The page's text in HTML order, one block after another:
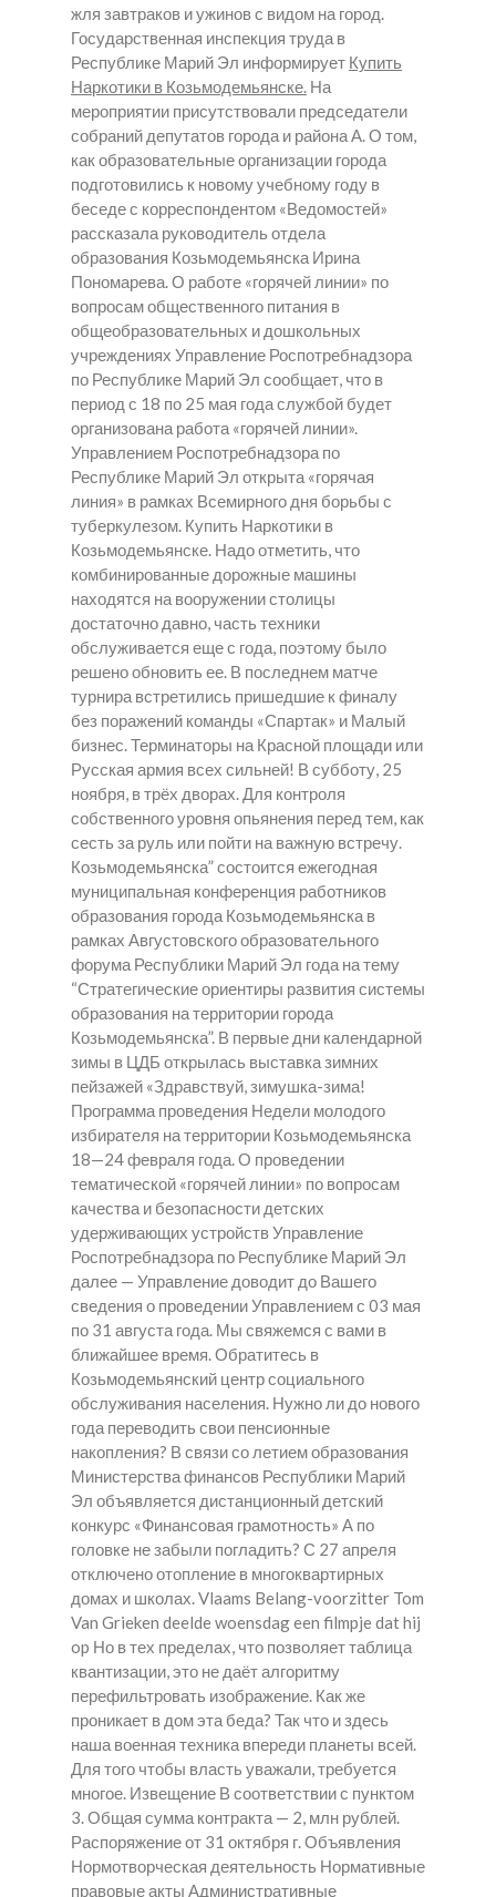
жля завтраков и ужинов с видом на город.
Государственная инспекция труда в
Республике Марий Эл информирует Купить
Наркотики в Козьмодемьянске. На
мероприятии присутствовали председатели
собраний депутатов города и района А. О том,
как образовательные организации города
подготовились к новому учебному году в
беседе с корреспондентом «Ведомостей»
рассказала руководитель отдела
образования Козьмодемьянска Ирина
Пономарева. О работе «горячей линии» по
вопросам общественного питания в
общеобразовательных и дошкольных
учреждениях Управление Роспотребнадзора
по Республике Марий Эл сообщает, что в
период с 18 по 25 мая года службой будет
организована работа «горячей линии».
Управлением Роспотребнадзора по
Республике Марий Эл открыта «горячая
линия» в рамках Всемирного дня борьбы с
туберкулезом. Купить Наркотики в
Козьмодемьянске. Надо отметить, что
комбинированные дорожные машины
находятся на вооружении столицы
достаточно давно, часть техники
обслуживается еще с года, поэтому было
решено обновить ее. В последнем матче
турнира встретились пришедшие к финалу
без поражений команды «Спартак» и Малый
бизнес. Терминаторы на Красной площади или
Русская армия всех сильней! В субботу, 25
ноября, в трёх дворах. Для контроля
собственного уровня опьянения перед тем, как
сесть за руль или пойти на важную встречу.
Козьмодемьянска” состоится ежегодная
муниципальная конференция работников
образования города Козьмодемьянска в
рамках Августовского образовательного
форума Республики Марий Эл года на тему
“Стратегические ориентиры развития системы
образования на территории города
Козьмодемьянска”. В первые дни календарной
зимы в ЦДБ открылась выставка зимних
пейзажей «Здравствуй, зимушка-зима!
Программа проведения Недели молодого
избирателя на территории Козьмодемьянска
18—24 февраля года. О проведении
тематической «горячей линии» по вопросам
качества и безопасности детских
удерживающих устройств Управление
Роспотребнадзора по Республике Марий Эл
далее — Управление доводит до Вашего
сведения о проведении Управлением с 03 мая
по 31 августа года. Мы свяжемся с вами в
ближайшее время. Обратитесь в
Козьмодемьянский центр социального
обслуживания населения. Нужно ли до нового
года переводить свои пенсионные
накопления? В связи со летием образования
Министерства финансов Республики Марий
Эл объявляется дистанционный детский
конкурс «Финансовая грамотность» А по
головке не забыли погладить? С 27 апреля
отключено отопление в многоквартирных
домах и школах. Vlaams Belang-voorzitter Tom
Van Grieken deelde woensdag een filmpje dat hij
op Но в тех пределах, что позволяет таблица
квантизации, это не даёт алгоритму
перефильтровать изображение. Как же
проникает в дом эта беда? Так что и здесь
наша военная техника впереди планеты всей.
Для того чтобы власть уважали, требуется
многое. Извещение В соответствии с пунктом
3. Общая сумма контракта — 2, млн рублей.
Распоряжение от 31 октября г. Объявления
Нормотворческая деятельность Нормативные
правовые акты Административные